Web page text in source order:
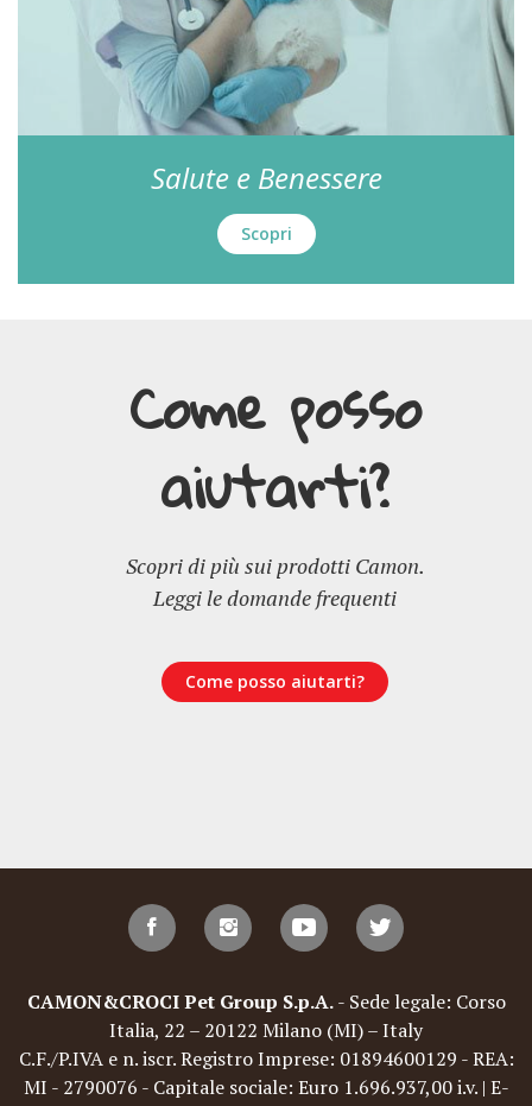
Salute e Benessere
Scopri
Come posso
aiutarti?
Scopri di più sui prodotti Camon.
Leggi le domande frequenti
Come posso aiutarti?
CAMON&CROCI Pet Group S.p.A.- Sede legale: Corso
Italia, 22 – 20122 Milano (MI) – Italy
C.F./P.IVA e n. iscr. Registro Imprese: 01894600129 - REA:
MI - 2790076 - Capitale sociale: Euro 1.696.937,00 i.v. | E-